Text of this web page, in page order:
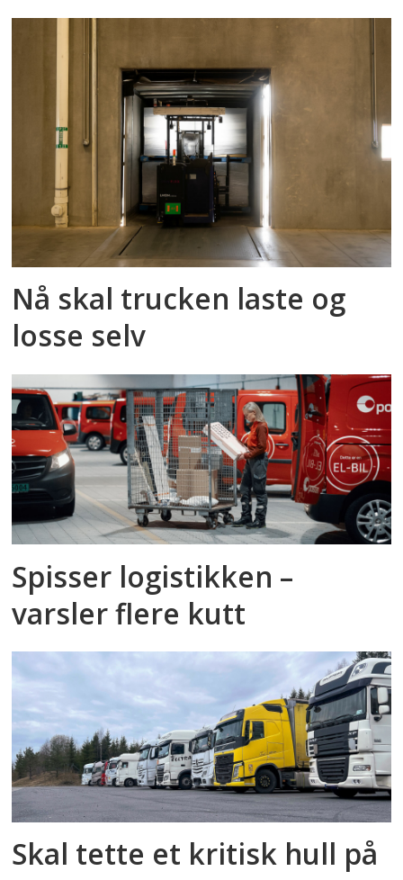
Nå skal trucken laste og
losse selv
Spisser logistikken –
varsler flere kutt
Skal tette et kritisk hull på